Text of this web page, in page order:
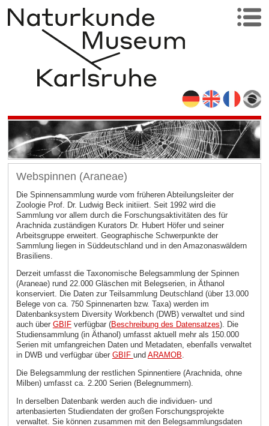
Webspinnen (Araneae)
Die Spinnensammlung wurde vom früheren Abteilungsleiter der
Zoologie Prof. Dr. Ludwig Beck initiiert. Seit 1992 wird die
Sammlung vor allem durch die Forschungsaktivitäten des für
Arachnida zuständigen Kurators Dr. Hubert Höfer und seiner
Arbeitsgruppe erweitert. Geographische Schwerpunkte der
Sammlung liegen in Süddeutschland und in den Amazonaswäldern
Brasiliens.
Derzeit umfasst die Taxonomische Belegsammlung der Spinnen
(Araneae) rund 22.000 Gläschen mit Belegserien, in Äthanol
konserviert. Die Daten zur Teilsammlung Deutschland (über 13.000
Belege von ca. 750 Spinnenarten bzw. Taxa) werden im
Datenbanksystem Diversity Workbench (DWB) verwaltet und sind
auch über GBIFverfügbar (Beschreibung des Datensatzes). Die
Studiensammlung (in Äthanol) umfasst aktuell mehr als 150.000
Serien mit umfangreichen Daten und Metadaten, ebenfalls verwaltet
in DWB und verfügbar über GBIF und ARAMOB.
Die Belegsammlung der restlichen Spinnentiere (Arachnida, ohne
Milben) umfasst ca. 2.200 Serien (Belegnummern).
In derselben Datenbank werden auch die individuen- und
artenbasierten Studiendaten der großen Forschungsprojekte
verwaltet. Sie können zusammen mit den Belegsammlungsdaten